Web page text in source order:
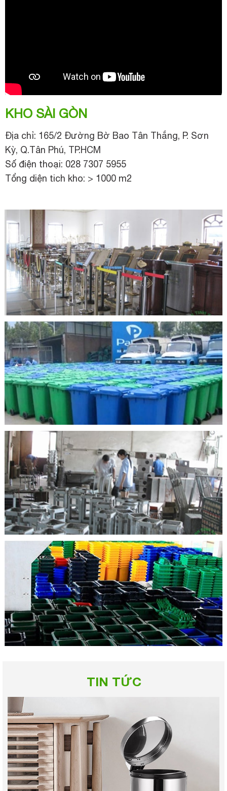
KHO SÀI GÒN
Địa chỉ: 165/2 Đường Bờ Bao Tân Thắng, P. Sơn
Kỳ, Q.Tân Phú, TP.HCM
Số điện thoại: 028 7307 5955
Tổng diện tich kho: > 1000 m2
TIN TỨC